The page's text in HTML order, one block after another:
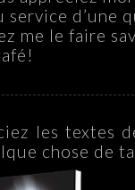
service d’une
me le faire
les textes
chose de